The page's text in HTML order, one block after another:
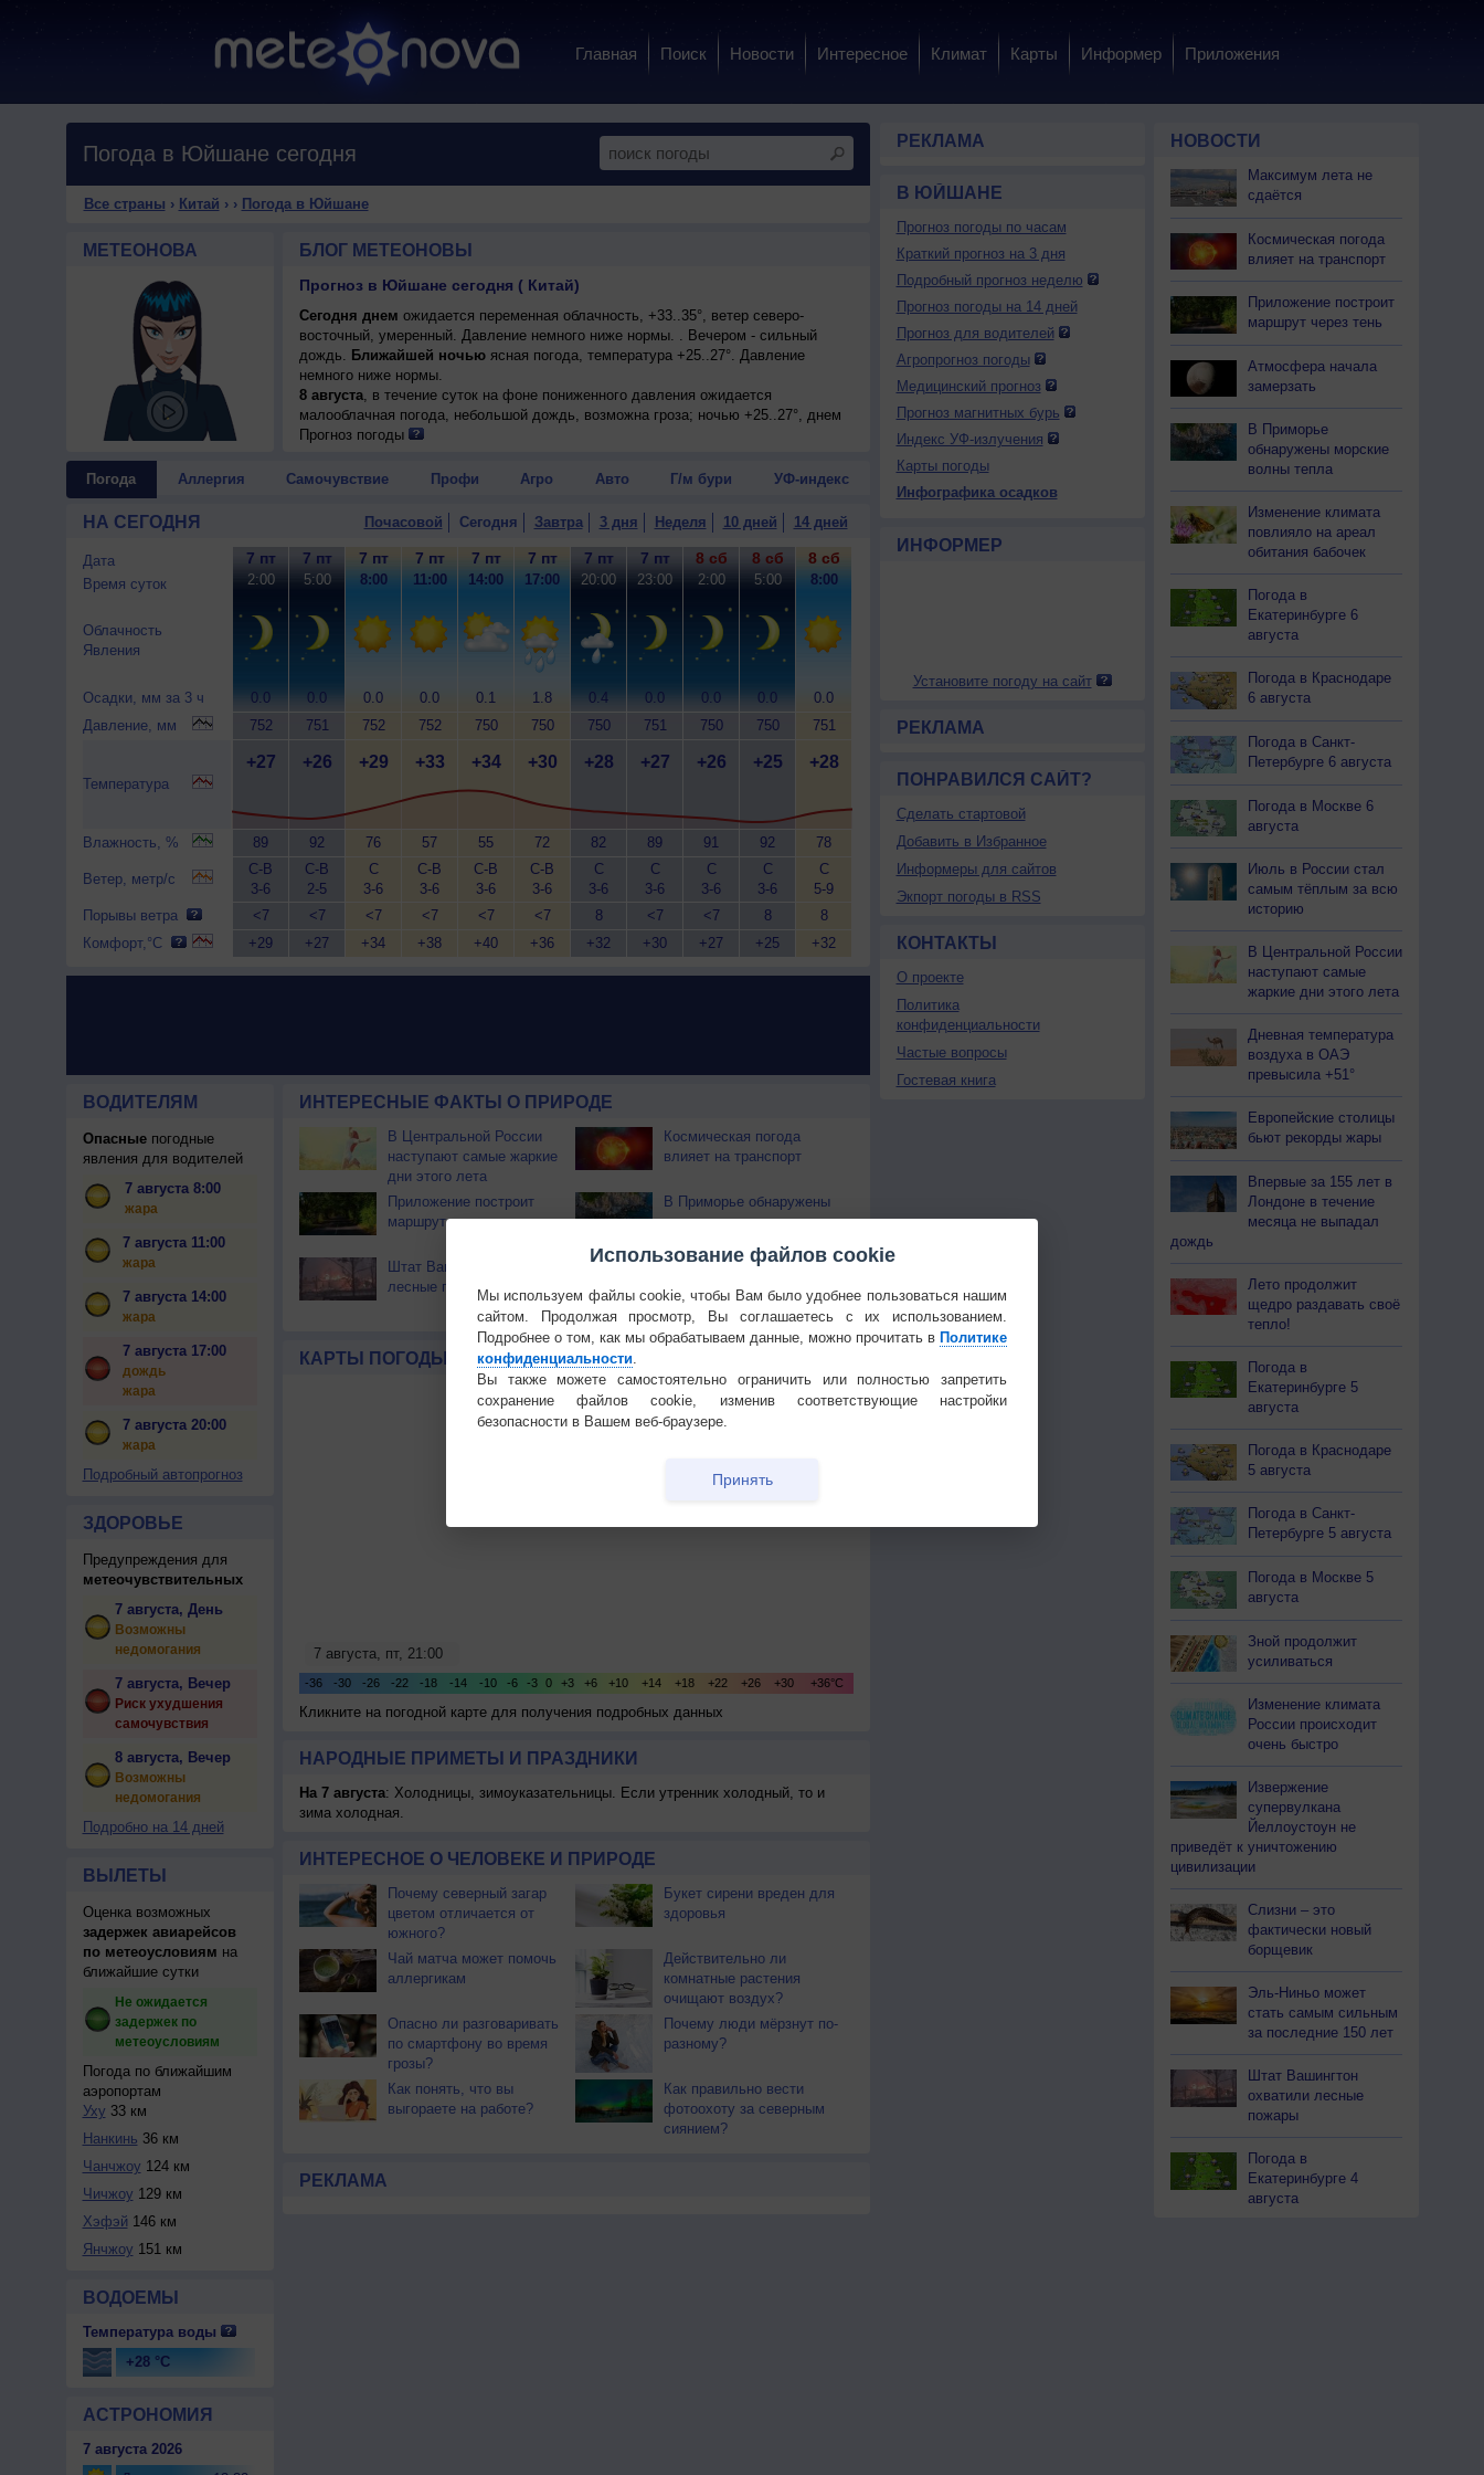
Главная Поиск Новости Интересное Климат Карты Информер Приложения
Погода в Юйшане сегодня
Все страны › Китай › › Погода в Юйшане
МЕТЕОНОВА БЛОГ МЕТЕОНОВЫ
Прогноз в Юйшане сегодня ( Китай)
Сегодня днем ожидается переменная облачность, +33..35°, ветер северо-
восточный, умеренный. Давление немного ниже нормы. . Вечером - сильный
дождь. Ближайшей ночьюясная погода, температура +25..27°. Давление
немного ниже нормы.
8 августа, в течение суток на фоне пониженного давления ожидается
малооблачная погода, небольшой дождь, возможна гроза; ночью +25..27°, днем
+32..34°, ветер северо-восточный, сильный, порывы до 10 м/с.
Прогноз погоды
Погода Аллергия Самочувствие Профи Агро Авто Г/м бури УФ-индекс
НА СЕГОДНЯ Почасовой Сегодня Завтра 3 дня Неделя 10 дней 14 дней
Дата
Время суток
Облачность
Явления
Осадки, мм за 3 ч
Давление, мм
Температура
Влажность, %
Ветер, метр/с
Порывы ветра
Комфорт,°C
7 пт
2:00
0.0
752
+27
89
С-В
3-6
<7
+29
7 пт
5:00
0.0
751
+26
92
С-В
2-5
<7
+27
7 пт
8:00
0.0
752
+29
76
С
3-6
<7
+34
7 пт
11:00
0.0
752
+33
57
С-В
3-6
<7
+38
7 пт
14:00
0.1
750
+34
55
С-В
3-6
<7
+40
7 пт
17:00
1.8
750
+30
72
С-В
3-6
<7
+36
7 пт
20:00
0.4
750
+28
82
С
3-6
8
+32
7 пт
23:00
0.0
751
+27
89
С
3-6
<7
+30
8 сб
2:00
0.0
750
+26
91
С
3-6
<7
+27
8 сб
5:00
0.0
750
+25
92
С
3-6
8
+25
8 сб
8:00
0.0
751
+28
78
С
5-9
8
+32
ВОДИТЕЛЯМ
Опасныепогодные
явления для водителей
7 августа 8:00
жара
7 августа 11:00
жара
7 августа 14:00
жара
7 августа 17:00
дождь
жара
7 августа 20:00
жара
Подробный автопрогноз
ЗДОРОВЬЕ
Предупреждения для
метеочувствительных
7 августа, День
Возможны
недомогания
7 августа, Вечер
Риск ухудшения
самочувствия
8 августа, Вечер
Возможны
недомогания
Подробно на 14 дней
ВЫЛЕТЫ
Оценка возможных
задержек авиарейсов
по метеоусловиям на
ближайшие сутки
Не ожидается
задержек по
метеоусловиям
Погода по ближайшим
аэропортам
Уху 33 км
Нанкинь 36 км
Чанчжоу 124 км
Чичжоу 129 км
Хэфэй 146 км
Янчжоу 151 км
ВОДОЕМЫ
Температура воды
+28 °C
АСТРОНОМИЯ
7 августа 2026
ИНТЕРЕСНЫЕ ФАКТЫ О ПРИРОДЕ
В Центральной России
наступают самые жаркие
дни этого лета
Космическая погода
влияет на транспорт
Приложение построит
маршрут через тень
В Приморье обнаружены
морские волны тепла
Штат Вашингтон охватили
лесные пожары
КАРТЫ ПОГОДЫ Температура
Кликните на погодной карте для получения подробных данных
НАРОДНЫЕ ПРИМЕТЫ И ПРАЗДНИКИ
На 7 августа: Холодницы, зимоуказательницы. Если утренник холодный, то и
зима холодная.
ИНТЕРЕСНОЕ О ЧЕЛОВЕКЕ И ПРИРОДЕ
Почему северный загар
цветом отличается от
южного?
Букет сирени вреден для
здоровья
Чай матча может помочь
аллергикам
Действительно ли
комнатные растения
очищают воздух?
Опасно ли разговаривать
по смартфону во время
грозы?
Почему люди мёрзнут по-
разному?
Как понять, что вы
выгораете на работе?
Как правильно вести
фотоохоту за северным
сиянием?
РЕКЛАМА
РЕКЛАМА
В ЮЙШАНЕ
Прогноз погоды по часам
Краткий прогноз на 3 дня
Подробный прогноз неделю
Прогноз погоды на 14 дней
Прогноз для водителей
Агропрогноз погоды
Медицинский прогноз
Прогноз магнитных бурь
Индекс УФ-излучения
Карты погоды
Инфографика осадков
ИНФОРМЕР
Установите погоду на сайт
РЕКЛАМА
ПОНРАВИЛСЯ САЙТ?
Сделать стартовой
Добавить в Избранное
Информеры для сайтов
Экпорт погоды в RSS
КОНТАКТЫ
О проекте
Политика
конфиденциальности
Частые вопросы
Гостевая книга
НОВОСТИ
Максимум лета не
сдаётся
Космическая погода
влияет на транспорт
Приложение построит
маршрут через тень
Атмосфера начала
замерзать
В Приморье
обнаружены морские
волны тепла
Изменение климата
повлияло на ареал
обитания бабочек
Погода в
Екатеринбурге 6
августа
Погода в Краснодаре
6 августа
Погода в Санкт-
Петербурге 6 августа
Погода в Москве 6
августа
Июль в России стал
самым тёплым за всю
историю
В Центральной России
наступают самые
жаркие дни этого лета
Дневная температура
воздуха в ОАЭ
превысила +51°
Европейские столицы
бьют рекорды жары
Впервые за 155 лет в
Лондоне в течение
месяца не выпадал
дождь
Лето продолжит
щедро раздавать своё
тепло!
Погода в
Екатеринбурге 5
августа
Погода в Краснодаре
5 августа
Погода в Санкт-
Петербурге 5 августа
Погода в Москве 5
августа
Зной продолжит
усиливаться
Изменение климата
России происходит
очень быстро
Извержение
супервулкана
Йеллоустоун не
приведёт к уничтожению
цивилизации
Слизни – это
фактически новый
борщевик
Эль-Ниньо может
стать самым сильным
за последние 150 лет
Штат Вашингтон
охватили лесные
пожары
Погода в
Екатеринбурге 4
августа
Использование файлов cookie
Мы используем файлы cookie, чтобы Вам было удобнее пользоваться нашим
сайтом. Продолжая просмотр, Вы соглашаетесь с их использованием.
Подробнее о том, как мы обрабатываем данные, можно прочитать в Политике
конфиденциальности
Вы также можете самостоятельно ограничить или полностью запретить
сохранение файлов cookie, изменив соответствующие настройки
безопасности в Вашем веб-браузере.
Принять